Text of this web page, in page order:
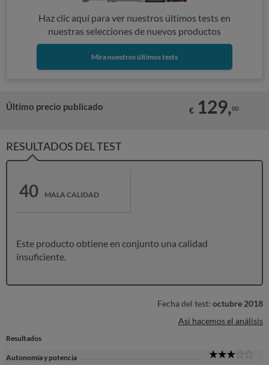
Haz clic aquí para ver nuestros últimos tests en
nuestras selecciones de nuevos productos
Mira nuestros últimos tests
Último precio publicado € 129,00
RESULTADOS DEL TEST
40 MALA CALIDAD
Este producto obtiene en conjunto una calidad
insuficiente.
Fecha del test: octubre 2018
Así hacemos el análisis
Resultados
Autonomía y potencia